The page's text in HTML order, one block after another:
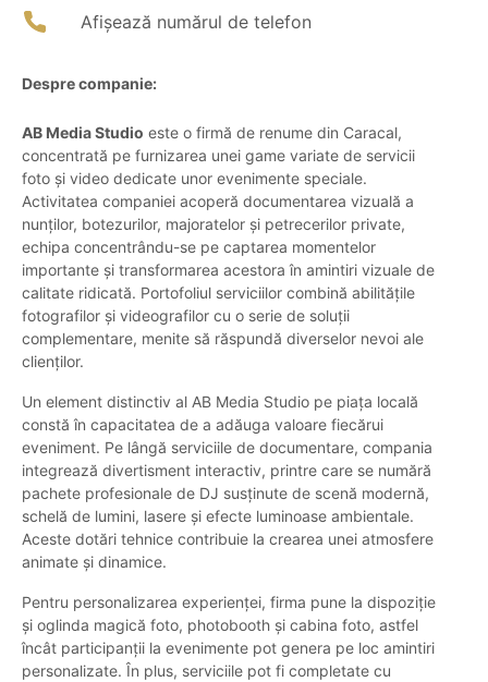
Afișează numărul de telefon
Despre companie:
AB Media Studio este o firmă de renume din Caracal,
concentrată pe furnizarea unei game variate de servicii
foto și video dedicate unor evenimente speciale.
Activitatea companiei acoperă documentarea vizuală a
nunților, botezurilor, majoratelor și petrecerilor private,
echipa concentrându-se pe captarea momentelor
importante și transformarea acestora în amintiri vizuale de
calitate ridicată. Portofoliul serviciilor combină abilitățile
fotografilor și videografilor cu o serie de soluții
complementare, menite să răspundă diverselor nevoi ale
clienților.
Un element distinctiv al AB Media Studio pe piața locală
constă în capacitatea de a adăuga valoare fiecărui
eveniment. Pe lângă serviciile de documentare, compania
integrează divertisment interactiv, printre care se numără
pachete profesionale de DJ susținute de scenă modernă,
schelă de lumini, lasere și efecte luminoase ambientale.
Aceste dotări tehnice contribuie la crearea unei atmosfere
animate și dinamice.
Pentru personalizarea experienței, firma pune la dispoziție
și oglinda magică foto, photobooth și cabina foto, astfel
încât participanții la evenimente pot genera pe loc amintiri
personalizate. În plus, serviciile pot fi completate cu